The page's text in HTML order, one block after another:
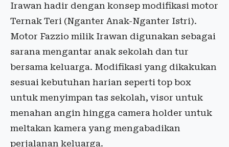
Irawan hadir dengan konsep modifikasi motor
Ternak Teri (Nganter Anak-Nganter Istri).
Motor Fazzio milik Irawan digunakan sebagai
sarana mengantar anak sekolah dan tur
bersama keluarga. Modifikasi yang dikakukan
sesuai kebutuhan harian seperti top box
untuk menyimpan tas sekolah, visor untuk
menahan angin hingga camera holder untuk
meltakan kamera yang mengabadikan
perjalanan keluarga.